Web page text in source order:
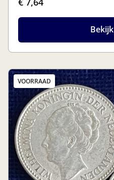
Bekijk
VOORRAAD